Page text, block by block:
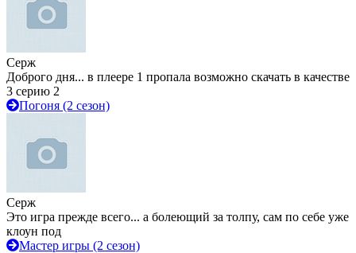
Серж
Доброго дня... в плеере 1 пропала возможно скачать в качестве
3 серию 2
Погоня (2 сезон)
Серж
Это игра прежде всего... а болеющий за толпу, сам по себе уже
клоун под
Мастер игры (2 сезон)